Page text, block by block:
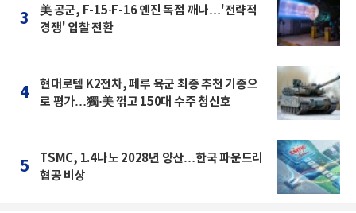
3
美 공군, F-15·F-16 엔진 독점 깨나…'전략적
경쟁' 입찰 전환
4
현대로템 K2전차, 페루 육군 최종 추천 기종으
로 평가…獨·美 꺾고 150대 수주 청신호
5
TSMC, 1.4나노 2028년 양산…한국 파운드리
협공 비상